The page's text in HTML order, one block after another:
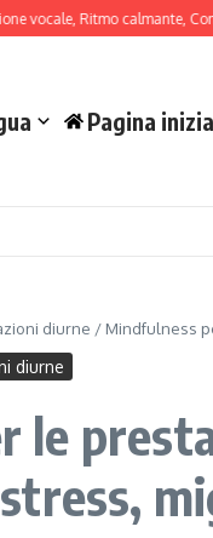
Ritmo calmante,
Pagina
diurne / Mindfulness
diurne
le